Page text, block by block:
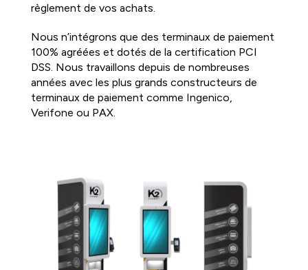
règlement de vos achats.
Nous n’intégrons que des terminaux de paiement
100% agréées et dotés de la certification PCI
DSS. Nous travaillons depuis de nombreuses
années avec les plus grands constructeurs de
terminaux de paiement comme Ingenico,
Verifone ou PAX.